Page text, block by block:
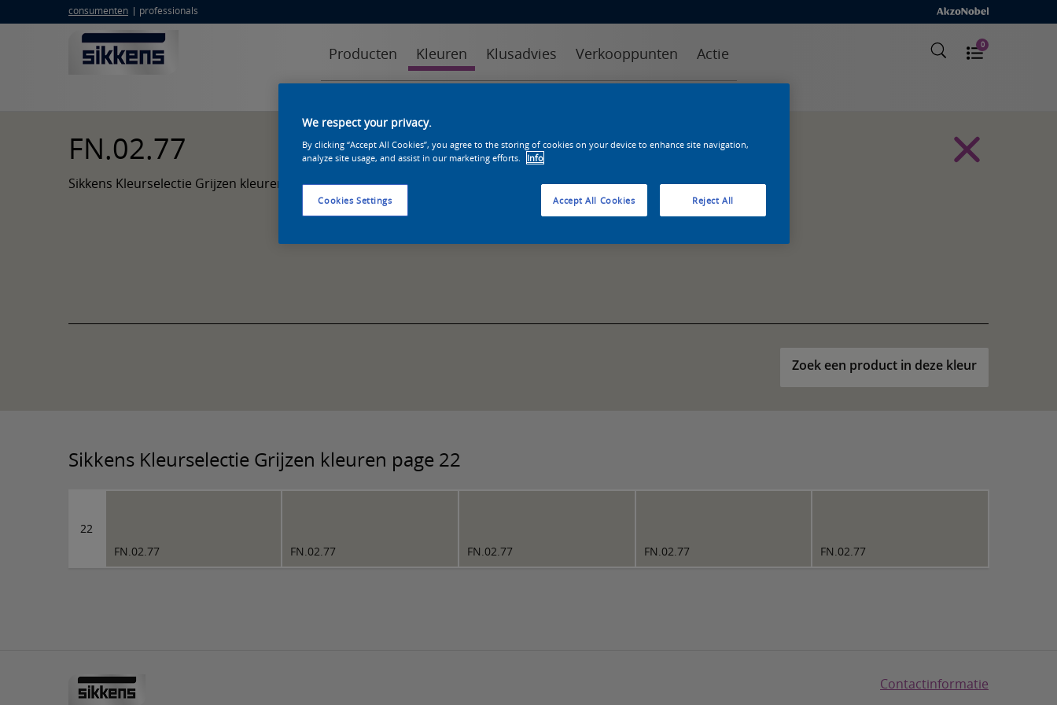
consumenten professionals
Producten Kleuren Klusadvies Verkooppunten Actie 0
FN.02.77
Sikkens Kleurselectie Grijzen kleuren
Zoek een product in deze kleur
Sikkens Kleurselectie Grijzen kleuren page 22
22
FN.02.77
FN.02.77 FN.02.77 FN.02.77 FN.02.77
Contactinformatie
We respect your privacy.
By clicking “Accept All Cookies”, you agree to the storing of cookies on your device to enhance site navigation,
analyze site usage, and assist in our marketing efforts.
Info
Cookies Settings Reject All
Accept All Cookies